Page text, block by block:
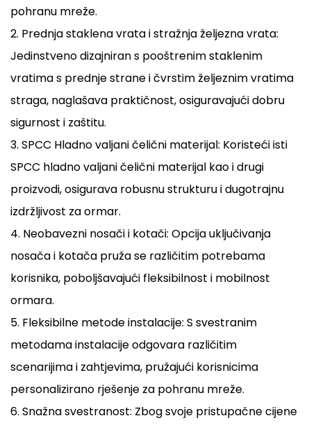
pohranu mreže.
2. Prednja staklena vrata i stražnja željezna vrata:
Jedinstveno dizajniran s pooštrenim staklenim
vratima s prednje strane i čvrstim željeznim vratima
straga, naglašava praktičnost, osiguravajući dobru
sigurnost i zaštitu.
3. SPCC Hladno valjani čelični materijal: Koristeći isti
SPCC hladno valjani čelični materijal kao i drugi
proizvodi, osigurava robusnu strukturu i dugotrajnu
izdržljivost za ormar.
4. Neobavezni nosači i kotači: Opcija uključivanja
nosača i kotača pruža se različitim potrebama
korisnika, poboljšavajući fleksibilnost i mobilnost
ormara.
5. Fleksibilne metode instalacije: S svestranim
metodama instalacije odgovara različitim
scenarijima i zahtjevima, pružajući korisnicima
personalizirano rješenje za pohranu mreže.
6. Snažna svestranost: Zbog svoje pristupačne cijene